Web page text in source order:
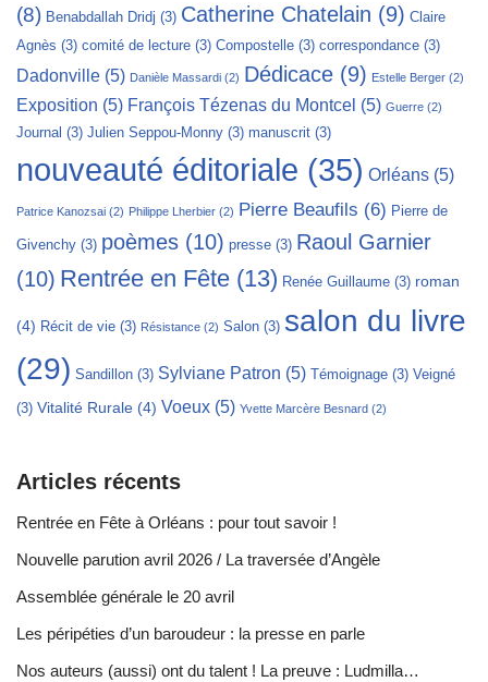
(8) Benabdallah Dridj (3) Catherine Chatelain (9) Claire
Agnès (3) comité de lecture (3) Compostelle (3) correspondance (3)
Dadonville (5) Danièle Massardi (2) Dédicace (9) Estelle Berger (2)
Exposition (5) François Tézenas du Montcel (5) Guerre (2)
Journal (3) Julien Seppou-Monny (3) manuscrit (3)
nouveauté éditoriale (35) Orléans (5)
Patrice Kanozsai (2) Philippe Lherbier (2) Pierre Beaufils (6) Pierre de
Givenchy (3) poèmes (10) presse (3) Raoul Garnier
(10) Rentrée en Fête (13) Renée Guillaume (3) roman
(4) Récit de vie (3) Résistance (2) Salon (3) salon du livre
(29) Sandillon (3) Sylviane Patron (5) Témoignage (3) Veigné
(3) Vitalité Rurale (4) Voeux (5) Yvette Marcère Besnard (2)
Articles récents
Rentrée en Fête à Orléans : pour tout savoir !
Nouvelle parution avril 2026 / La traversée d’Angèle
Assemblée générale le 20 avril
Les péripéties d’un baroudeur : la presse en parle
Nos auteurs (aussi) ont du talent ! La preuve : Ludmilla…